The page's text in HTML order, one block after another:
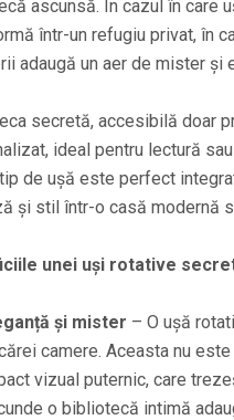
ascunsă. În cazul în care
într-un refugiu privat, în
adaugă un aer de mister și
secretă, accesibilă doar
ideal pentru lectură
de ușă este perfect
și stil într-o casă modernă
unei uși rotative
și mister – O ușă
camere. Aceasta nu
vizual puternic, care
o bibliotecă intimă